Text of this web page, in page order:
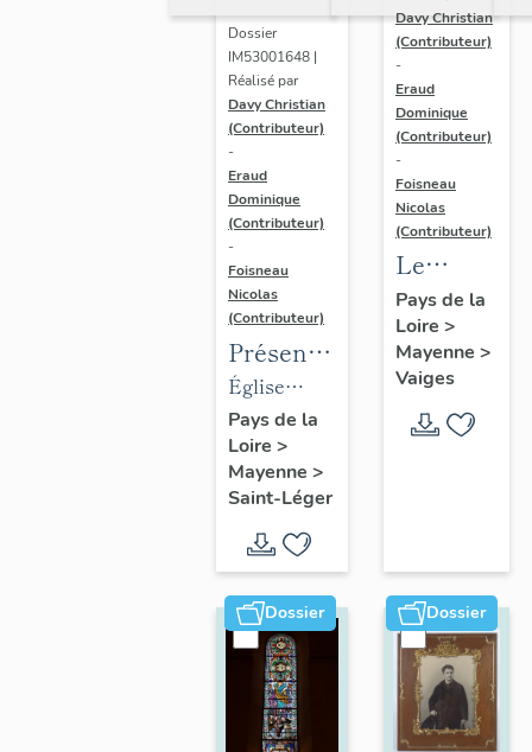
Dossier
IM53001648 |
Réalisé par
Davy Christian
(Contributeur)
-
Eraud
Dominique
(Contributeur)
-
Foisneau
Nicolas
(Contributeur)
Présentation
des
objets
mobilier
de
l'église
paroissiale
Saint-
léger de
Saint-
Léger
Église
paroissiale
Saint-Léger
de Saint-
Pays de la
Loire >
Mayenne >
Saint-Léger
Davy Christian
(Contributeur)
-
Eraud
Dominique
(Contributeur)
-
Foisneau
Nicolas
(Contributeur)
Le
mobilier
de la
chapelle
funéraire
de la
Pays de la
Loire >
Mayenne >
Vaiges
Dossier Dossier